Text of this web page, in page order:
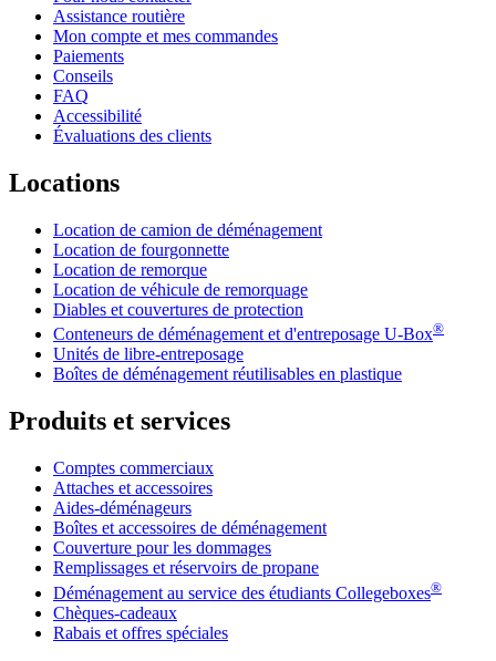
Assistance routière
Mon compte et mes commandes
Paiements
Conseils
FAQ
Accessibilité
Évaluations des clients
Locations
Location de camion de déménagement
Location de fourgonnette
Location de remorque
Location de véhicule de remorquage
Diables et couvertures de protection
Conteneurs de déménagement et d'entreposage U-Box®
Unités de libre-entreposage
Boîtes de déménagement réutilisables en plastique
Produits et services
Comptes commerciaux
Attaches et accessoires
Aides-déménageurs
Boîtes et accessoires de déménagement
Couverture pour les dommages
Remplissages et réservoirs de propane
Déménagement au service des étudiants Collegeboxes®
Chèques-cadeaux
Rabais et offres spéciales